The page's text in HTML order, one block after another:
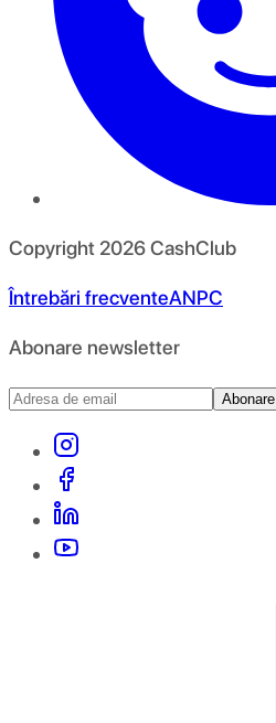
Copyright 2026CashClub
Întrebări frecventeANPC
Abonare newsletter
Abonare